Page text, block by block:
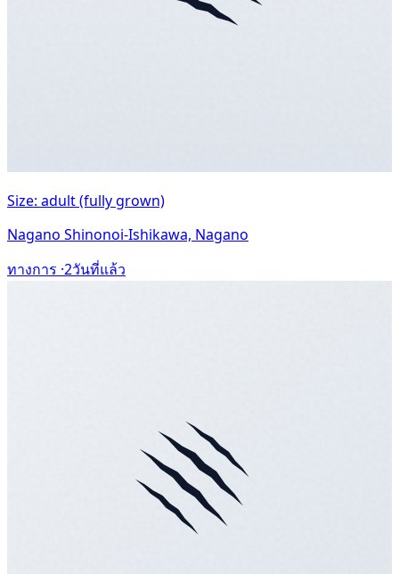
Size: adult (fully grown)
Nagano Shinonoi-Ishikawa, Nagano
ทางการ ·2วันที่แล้ว